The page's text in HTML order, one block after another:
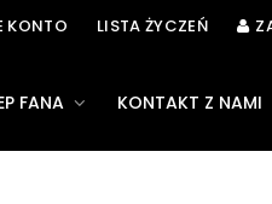
KONTO LISTA ŻYCZEŃ
FANA KONTAKT Z NAMI